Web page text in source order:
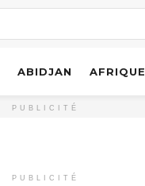
ABIDJAN AFRIQUE
PUBLICITÉ
PUBLICITÉ